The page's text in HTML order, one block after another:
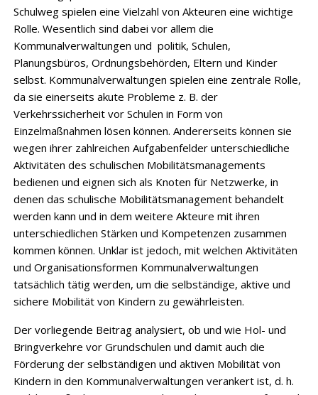
Schulweg spielen eine Vielzahl von Akteuren eine wichtige
Rolle. Wesentlich sind dabei vor allem die
Kommunalverwaltungen und politik, Schulen,
Planungsbüros, Ordnungsbehörden, Eltern und Kinder
selbst. Kommunalverwaltungen spielen eine zentrale Rolle,
da sie einerseits akute Prob­leme z. B. der
Verkehrssicherheit vor Schulen in Form von
Einzelmaßnahmen lösen können. Andererseits können sie
wegen ihrer zahlreichen Aufgabenfelder unterschiedliche
Aktivitäten des schulischen Mobilitätsmanagements
bedienen und eignen sich als Knoten für Netzwerke, in
denen das schulische Mobilitätsmanagement behandelt
werden kann und in dem weitere Akteure mit ihren
unterschiedlichen Stärken und Kompetenzen zusammen
kommen können. Unklar ist jedoch, mit welchen Aktivitäten
und Organisa­tionsformen Kommunalverwaltungen
tatsächlich tätig werden, um die selbständige, aktive und
sichere Mobilität von Kindern zu gewährleisten.
Der vorliegende Beitrag analysiert, ob und wie Hol- und
Bringverkehre vor Grundschulen und damit auch die
Förderung der selbständigen und aktiven Mobilität von
Kindern in den Kommunalverwaltungen verankert ist, d. h.